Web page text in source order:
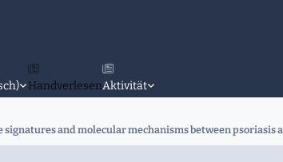
HandverlesenAktivität
signatures and molecular mechanisms between psoriasis